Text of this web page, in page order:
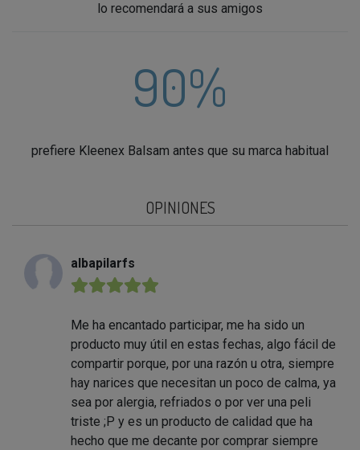
lo recomendará a sus amigos
90%
prefiere Kleenex Balsam antes que su marca habitual
OPINIONES
albapilarfs
★★★★★
Me ha encantado participar, me ha sido un
producto muy útil en estas fechas, algo fácil de
compartir porque, por una razón u otra, siempre
hay narices que necesitan un poco de calma, ya
sea por alergia, refriados o por ver una peli
triste ;P y es un producto de calidad que ha
hecho que me decante por comprar siempre